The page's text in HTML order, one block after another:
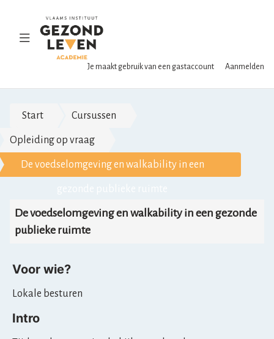
hoofdinhoud
Navigatie
omschakelen
Je maakt gebruik van een gastaccount Aanmelden
Start Cursussen
Opleiding op vraag
De voedselomgeving en walkability in een
D
e
v
o
e
Overzicht
van
onderwerp
De voedselomgeving en walkability in een gezonde
publieke ruimte
Voor wie?
Lokale besturen
Intro